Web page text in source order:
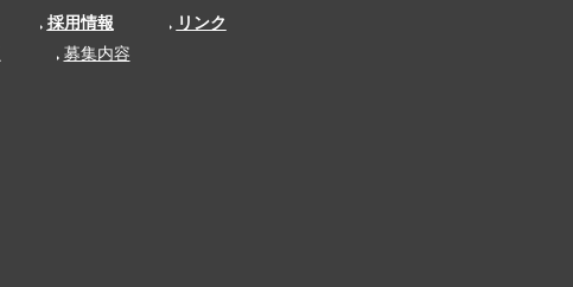
採用情報
募集内容
リンク